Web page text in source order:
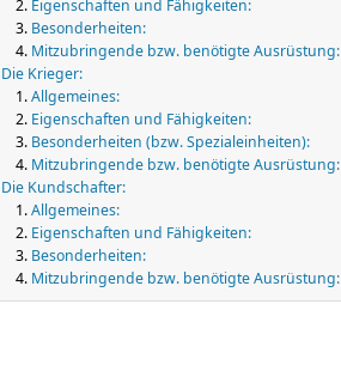
Eigenschaften und Fähigkeiten:
Besonderheiten:
Mitzubringende bzw. benötigte Ausrüstung:
Die Krieger:
Allgemeines:
Eigenschaften und Fähigkeiten:
Besonderheiten (bzw. Spezialeinheiten):
Mitzubringende bzw. benötigte Ausrüstung:
Die Kundschafter:
Allgemeines:
Eigenschaften und Fähigkeiten:
Besonderheiten:
Mitzubringende bzw. benötigte Ausrüstung: